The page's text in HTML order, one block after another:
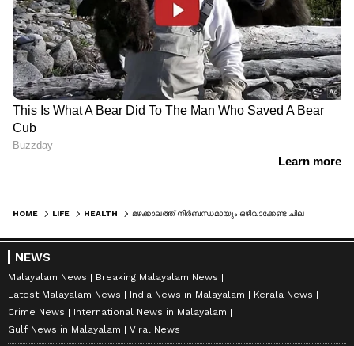
HOME LIFE HEALTH
NEWS
Malayalam News
Breaking Malayalam News
Latest Malayalam News
India News in Malayalam
Kerala News
Crime News
International News in Malayalam
Gulf News in Malayalam
Viral News